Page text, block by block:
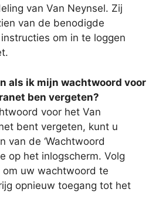
van Van Neynsel. Zij
van de benodigde
om in te loggen
als ik mijn wachtwoord voor
ben vergeten?
voor het Van
bent vergeten, kunt u
van de ‘Wachtwoord
op het inlogscherm. Volg
uw wachtwoord te
opnieuw toegang tot het